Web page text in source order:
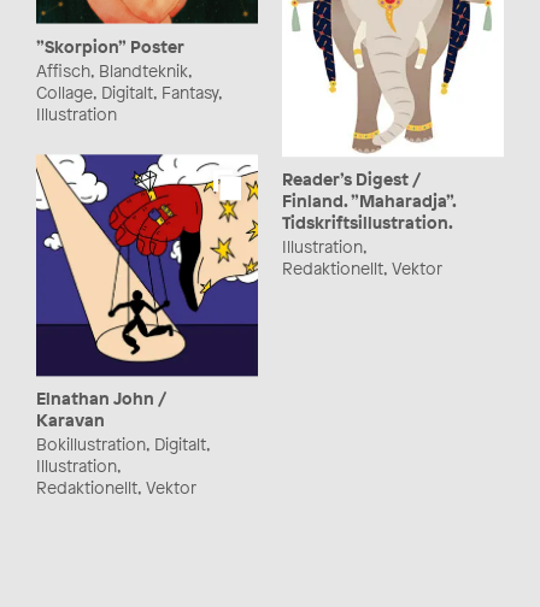
”Skorpion” Poster
Affisch, Blandteknik,
Collage, Digitalt, Fantasy,
Illustration
Reader’s Digest /
Finland. ”Maharadja”.
Tidskriftsillustration.
Illustration,
Redaktionellt, Vektor
Elnathan John /
Karavan
Bokillustration, Digitalt,
Illustration,
Redaktionellt, Vektor